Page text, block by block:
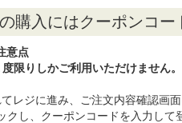
購入にはクーポンコ
意点
限りしかご利用いただけません。
レジに進み、ご注文内容確認画
クし、クーポンコードを入力し